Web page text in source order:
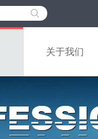
关于我们